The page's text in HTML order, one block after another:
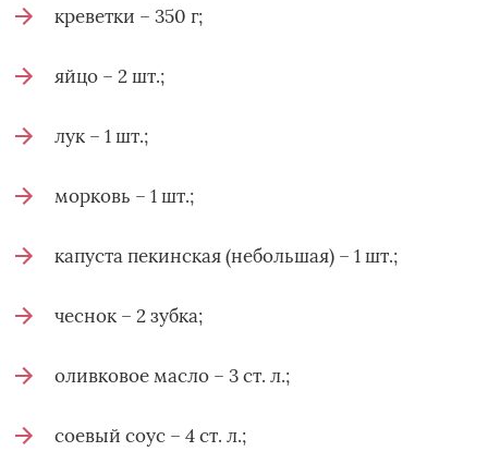
креветки – 350 г;
яйцо – 2 шт.;
лук – 1 шт.;
морковь – 1 шт.;
капуста пекинская (небольшая) – 1 шт.;
чеснок – 2 зубка;
оливковое масло – 3 ст. л.;
соевый соус – 4 ст. л.;